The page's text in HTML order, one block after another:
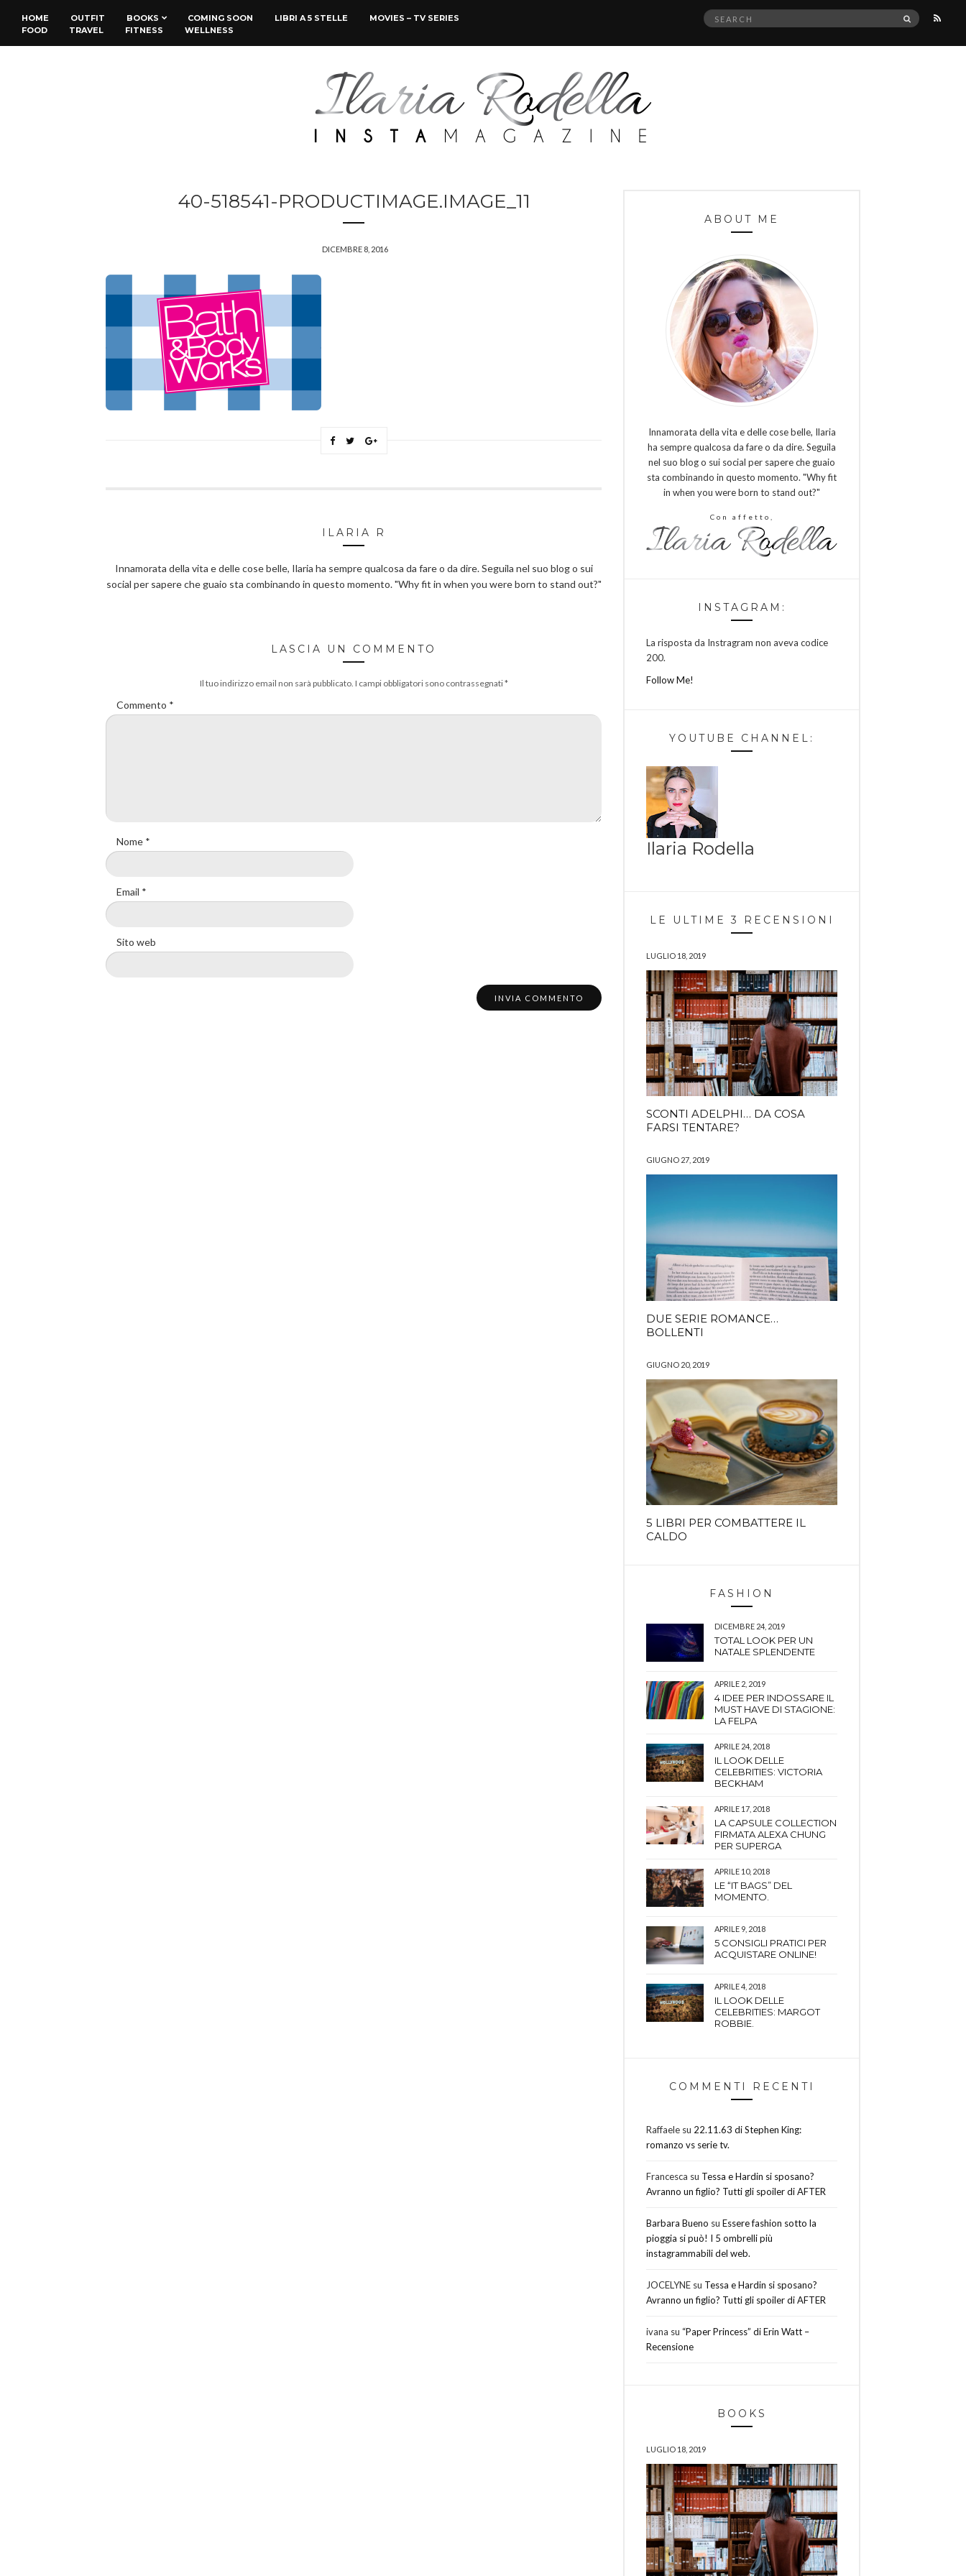
HOME OUTFIT BOOKS COMING SOON LIBRI A 5 STELLE
MOVIES – TV SERIES
FOOD
TRAVEL FITNESS WELLNESS
Search
SEARCH
40-518541-PRODUCTIMAGE.IMAGE_11
DICEMBRE 8, 2016
ILARIA R
Innamorata della vita e delle cose belle, Ilaria ha sempre qualcosa da fare o da dire. Seguila nel suo blog o sui
social per sapere che guaio sta combinando in questo momento. "Why fit in when you were born to stand out?"
LASCIA UN COMMENTO
Il tuo indirizzo email non sarà pubblicato. I campi obbligatori sono contrassegnati*
Commento *
Nome *
Email *
Sito web
ABOUT ME
Innamorata della vita e delle cose belle, Ilaria
ha sempre qualcosa da fare o da dire. Seguila
nel suo blog o sui social per sapere che guaio
sta combinando in questo momento. "Why fit
in when you were born to stand out?"
Con affetto,
INSTAGRAM:
La risposta da Instragram non aveva codice
200.
Follow Me!
YOUTUBE CHANNEL:
Ilaria Rodella
LE ULTIME 3 RECENSIONI
LUGLIO 18, 2019
SCONTI ADELPHI… DA COSA
FARSI TENTARE?
GIUGNO 27, 2019
DUE SERIE ROMANCE…
BOLLENTI
GIUGNO 20, 2019
5 LIBRI PER COMBATTERE IL
CALDO
FASHION
DICEMBRE 24, 2019
TOTAL LOOK PER UN
NATALE SPLENDENTE
APRILE 2, 2019
4 IDEE PER INDOSSARE IL
MUST HAVE DI STAGIONE:
LA FELPA
APRILE 24, 2018
IL LOOK DELLE
CELEBRITIES: VICTORIA
BECKHAM
APRILE 17, 2018
LA CAPSULE COLLECTION
FIRMATA ALEXA CHUNG
PER SUPERGA
APRILE 10, 2018
LE “IT BAGS” DEL
MOMENTO.
APRILE 9, 2018
5 CONSIGLI PRATICI PER
ACQUISTARE ONLINE!
APRILE 4, 2018
IL LOOK DELLE
CELEBRITIES: MARGOT
ROBBIE.
COMMENTI RECENTI
Raffaele su 22.11.63 di Stephen King:
romanzo vs serie tv.
Francesca su Tessa e Hardin si sposano?
Avranno un figlio? Tutti gli spoiler di AFTER
Barbara Bueno su Essere fashion sotto la
pioggia si può! I 5 ombrelli più
instagrammabili del web.
JOCELYNE su Tessa e Hardin si sposano?
Avranno un figlio? Tutti gli spoiler di AFTER
ivana su “Paper Princess” di Erin Watt –
Recensione
BOOKS
LUGLIO 18, 2019